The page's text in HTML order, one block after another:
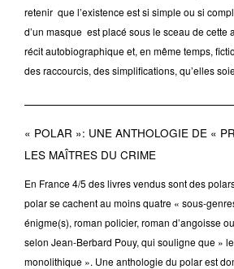
retenir que l’existence est si simple ou si
d’un masque est placé sous le sceau de cette
récit autobiographique et, en même temps,
des raccourcis, des simplifications, qu’elles
« POLAR »: UNE ANTHOLOGIE DE «
LES MAÎTRES DU CRIME
En France 4/5 des livres vendus sont des
polar se cachent au moins quatre « sous-
énigme(s), roman policier, roman d’angoisse
selon Jean-Berbard Pouy, qui souligne que »
monolithique ». Une anthologie du polar est